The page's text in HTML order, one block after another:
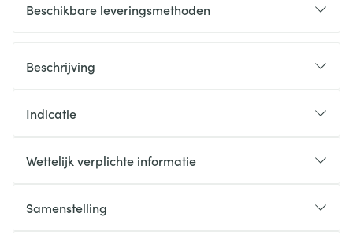
Beschikbare leveringsmethoden
Beschrijving
Indicatie
Wettelijk verplichte informatie
Samenstelling